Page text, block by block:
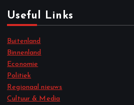
Useful Links
Buitenland
Binnenland
Economie
Politiek
Regionaal nieuws
Cultuur & Media